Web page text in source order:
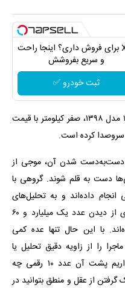
X22 برای فروش داری؟ اینجا راحت
و سریع بفروشش
ثبت خودرو ✅
آگهی فروش یک دستگاه پراید ۱۳۱ مدل ۱۳۹۸، صفر کیلومتر با قیمت
کرده است.
دست‌به‌دست شدن آن، موجی از
دست به قلم شوند. گروهی با
داده‌اند و به تحلیل‌های
جامعه‌شناسی دست زده‌اند و مردم عادی از دیدن عدد یک میلیارد و ۶۰
با این حال تنها عده کمی
را از زاویه دقیق تحلیل یا
قضاوت کنند. دروغ چرا؟ ما هم خبر داریم پشت آن عدد ۱۰‌ رقمی چه
گرفتن از عقل و منطق بتوانید در